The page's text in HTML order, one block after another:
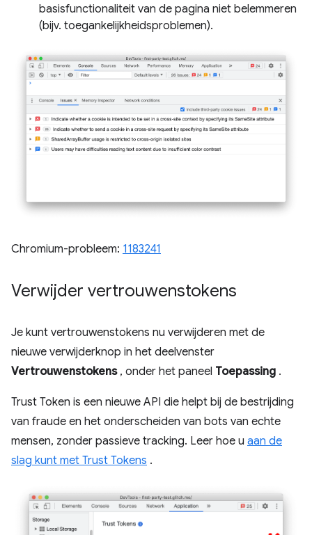
basisfunctionaliteit van de pagina niet belemmeren
(bijv. toegankelijkheidsproblemen).
Chromium-probleem: 1183241
Verwijder vertrouwenstokens
Je kunt vertrouwenstokens nu verwijderen met de
nieuwe verwijderknop in het deelvenster
Vertrouwenstokens, onder het paneel Toepassing .
Trust Token is een nieuwe API die helpt bij de bestrijding
van fraude en het onderscheiden van bots van echte
mensen, zonder passieve tracking. Leer hoe u aan de
slag kunt met Trust Tokens .